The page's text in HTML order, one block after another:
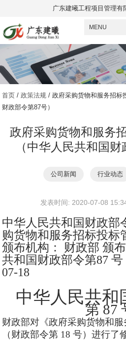
广东建曦工程项目管理有
MENU
首页 /政策法规 / 政府采购货物和服务招标
财政部令第87号）
政府采购货物和服务
（中华人民共和国财
公司新闻 行业动态
发表时间: 2020-07-08
中华人民共和国财政部
购货物和服务招标投标
颁布机构：
财政部 颁
共和国财政部令第87
07-18
中华人民共和
第87
财政部对《政府采购货物和服
（财政部令第 18 号）进行了